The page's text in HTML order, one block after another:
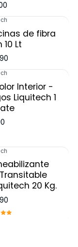
de fibra
Lt
Interior -
Liquitech 1
20 Kg.